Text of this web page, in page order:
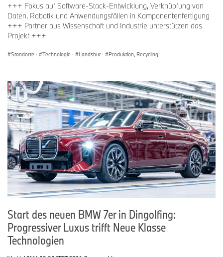
+++ Fokus auf Software-Stack-Entwicklung, Verknüpfung von
Daten, Robotik und Anwendungsfällen in Komponentenfertigung
+++ Partner aus Wissenschaft und Industrie unterstützen das
Projekt +++
Standorte · Technologie · Landshut · Produktion, Recycling
Start des neuen BMW 7er in Dingolfing:
Progressiver Luxus trifft Neue Klasse
Technologien